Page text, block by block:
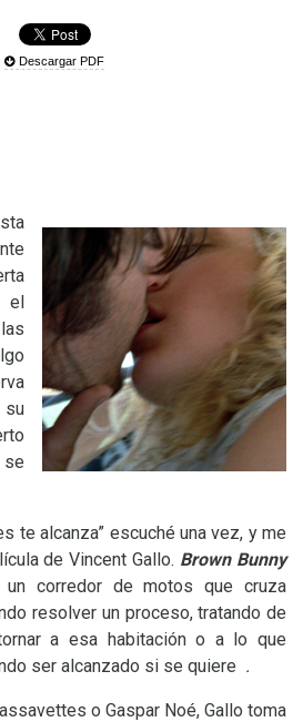
Descargar PDF
el
se
te alcanza” escuché una vez, y me
de Vincent Gallo. Brown Bunny
corredor de motos que cruza
resolver un proceso, tratando de
a esa habitación o a lo que
ser alcanzado si se quiere .
o Gaspar Noé, Gallo toma